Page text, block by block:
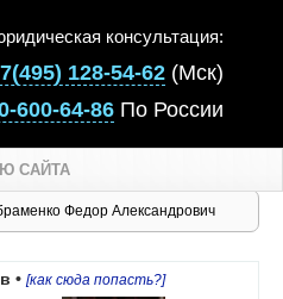
консультация:
128-54-62 (Мск)
600-64-86 По России
САЙТА
Федор Александрович
• [как сюда попасть?]